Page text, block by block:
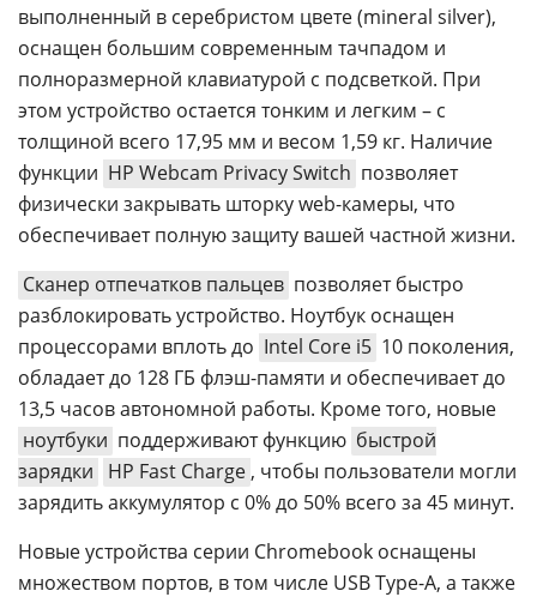
выполненный в серебристом цвете (mineral silver),
оснащен большим современным тачпадом и
полноразмерной клавиатурой с подсветкой. При
этом устройство остается тонким и легким – с
толщиной всего 17,95 мм и весом 1,59 кг. Наличие
функции HP Webcam Privacy Switch позволяет
физически закрывать шторку web-камеры, что
обеспечивает полную защиту вашей частной жизни.
Сканер отпечатков пальцев позволяет быстро
разблокировать устройство. Ноутбук оснащен
процессорами вплоть до Intel Core i5 10 поколения,
обладает до 128 ГБ флэш-памяти и обеспечивает до
13,5 часов автономной работы. Кроме того, новые
ноутбуки поддерживают функцию быстрой
зарядки
HP Fast Charge , чтобы пользователи могли
зарядить аккумулятор с 0% до 50% всего за 45 минут.
Новые устройства серии Chromebook оснащены
множеством портов, в том числе USB Type-A, а также